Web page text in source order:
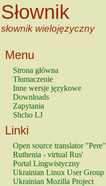
Słownik
słownik wielojęzyczny
Menu
Strona główna
Tłumaczenie
Inne wersje językowe
Downloads
Zapytania
Shcho LJ
Linki
Open source translator "Pere"
Ruthenia - virtual Rus'
Portal Lingwistyczny
Ukrainian Linux User Group
Ukrainian Mozilla Project